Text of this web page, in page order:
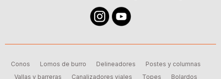
Conos Lomos de burro Delineadores
Postes y columnas
Vallas y barreras
Canalizadores viales Topes Bolardos